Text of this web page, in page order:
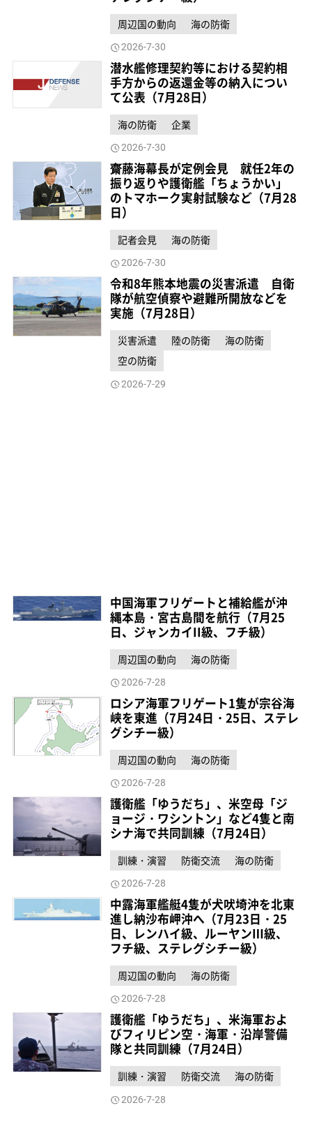
周辺国の動向 海の防衛
2026-7-30
潜水艦修理契約等における契約相
手方からの返還金等の納入につい
て公表（7月28日）
海の防衛 企業
2026-7-30
齋藤海幕長が定例会見 就任2年の
振り返りや護衛艦「ちょうかい」
のトマホーク実射試験など（7月28
日）
記者会見 海の防衛
2026-7-30
令和8年熊本地震の災害派遣 自衛
隊が航空偵察や避難所開放などを
実施（7月28日）
災害派遣 陸の防衛
海の防衛
空の防衛
2026-7-29
中国海軍フリゲートと補給艦が沖
縄本島・宮古島間を航行（7月25
日、ジャンカイII級、フチ級）
周辺国の動向 海の防衛
2026-7-28
ロシア海軍フリゲート1隻が宗谷海
峡を東進（7月24日・25日、ステレ
グシチー級）
周辺国の動向 海の防衛
2026-7-28
護衛艦「ゆうだち」、米空母「ジ
ョージ・ワシントン」など4隻と南
シナ海で共同訓練（7月24日）
訓練・演習 防衛交流 海の防衛
2026-7-28
中露海軍艦艇4隻が犬吠埼沖を北東
進し納沙布岬沖へ（7月23日・25
日、レンハイ級、ルーヤンⅢ級、
フチ級、ステレグシチー級）
周辺国の動向 海の防衛
2026-7-28
護衛艦「ゆうだち」、米海軍およ
びフィリピン空・海軍・沿岸警備
隊と共同訓練（7月24日）
訓練・演習 防衛交流 海の防衛
2026-7-28